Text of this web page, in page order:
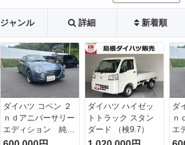
ジャンル 詳細 新着順
ダイハツ コペン ２
ｎｄアニバーサリー
エディション 純正
レカロシート、純正
ダイハツ ハイゼッ
トトラック スタン
ダード （検9.7）
ダ
ｎ
エ
レ